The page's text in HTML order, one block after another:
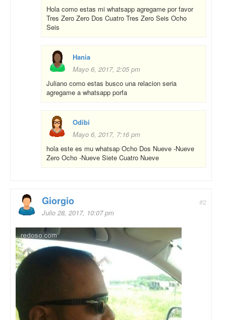
Hola como estas mi whatsapp agregame por favor
Tres Zero Zero Dos Cuatro Tres Zero Seis Ocho
Seis
Hania
Mayo 6, 2017, 2:05 pm
Juliano como estas busco una relacion seria
agregame a whatsapp porfa
Odibi
Mayo 6, 2017, 7:16 pm
hola este es mu whatsap Ocho Dos Nueve -Nueve
Zero Ocho -Nueve Siete Cuatro Nueve
#2
Giorgio
Julio 28, 2017, 10:07 pm